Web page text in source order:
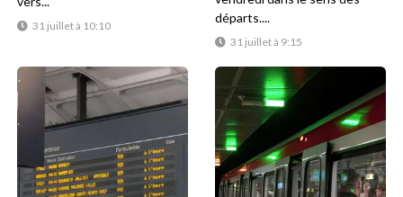
31 juillet à 10:10
31 juillet à 9:15
départs....